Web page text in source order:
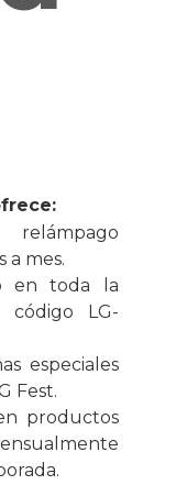
a mes.
en toda la
código LG-
especiales
Fest.
productos